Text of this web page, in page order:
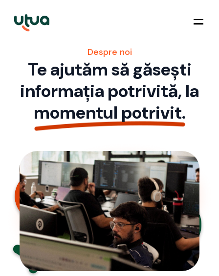
Despre noi
Te ajutăm să găsești
informația potrivită, la
momentul potrivit.